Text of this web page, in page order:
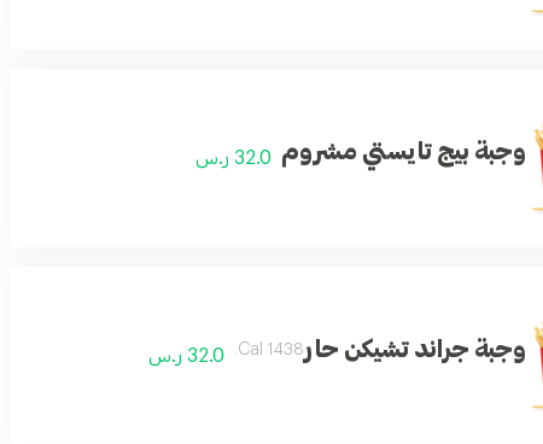
وجبة بيج تايستي مشروم 32.0 ر.س
وجبة جراند تشيكن حار 1438 Cal. 32.0 ر.س